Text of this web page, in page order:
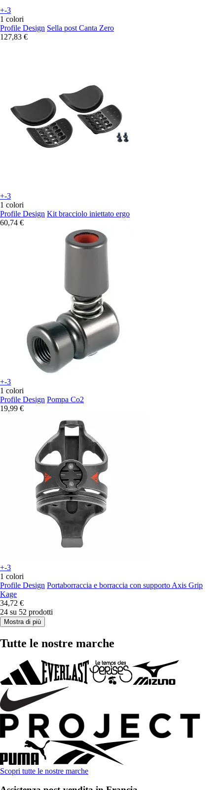
+-3
1 colori
Profile Design Sella post Canta Zero
127,83 €
+-3
1 colori
Profile Design Kit bracciolo iniettato ergo
60,74 €
+-3
1 colori
Profile Design Pompa Co2
19,99 €
+-3
1 colori
Profile Design Portaborraccia e borraccia con supporto Axis Grip
Kage
34,72 €
24 su 52 prodotti
Mostra di più
Tutte le nostre marche
Scopri tutte le nostre marche